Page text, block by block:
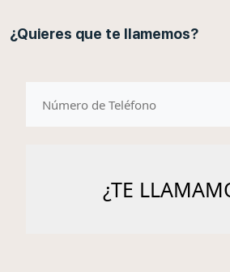
¿Quieres que te llamemos?